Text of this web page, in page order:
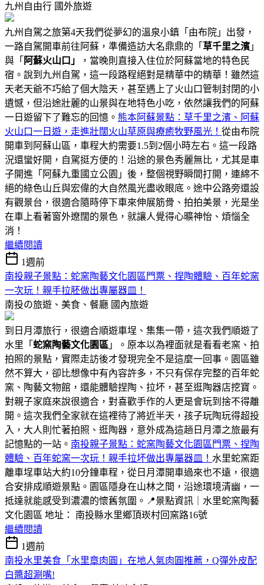
九州自由行 國外旅遊
九州自駕之旅第4天我們從夢幻的溫泉小鎮「由布院」出發，
一路自駕開車前往阿蘇，準備造訪大名鼎鼎的「 草千里之濱 」
與「 阿蘇火山口」
，當晚則直接入住位於阿蘇當地的特色民
宿。說到九州自駕，這一段路程絕對是精華中的精華！雖然這
天老天爺不巧給了個大陰天，甚至遇上了火山口管制封閉的小
遺憾，但沿途壯麗的山景與在地特色小吃，依然讓我們的阿蘇
一日遊留下了難忘的回憶。 熊本阿蘇景點：草千里之濱、阿蘇
火山口一日遊，走進壯闊火山草原與療癒牧野風光！ 從由布院
開車到阿蘇山區，車程大約需要1.5到2個小時左右。這一段路
況還蠻好開，自駕挺方便的！沿途的景色秀麗無比，尤其是車
子開進「阿蘇九重國立公園」後，整個視野瞬間打開，連綿不
絕的綠色山丘與宏偉的大自然風光盡收眼底。途中公路旁還設
有觀景台，很適合隨時停下車來伸展筋骨、拍拍美景，光是坐
在車上看著窗外遼闊的景色，就讓人覺得心曠神怡、煩惱全
消！
繼續閱讀
1週前
南投親子景點：蛇窯陶藝文化園區門票、捏陶體驗、百年蛇窯
一次玩！親手拉胚做出專屬器皿！
南投の旅遊、美食、餐廳 國內旅遊
到日月潭旅行，很適合順遊車埕、集集一帶，這次我們順遊了
水里「 蛇窯陶藝文化園區 」。原本以為裡面就是看看老窯、拍
拍照的景點，實際走訪後才發現完全不是這麼一回事。園區雖
然不算大，卻比想像中有內容許多，不只有保存完整的百年蛇
窯、陶藝文物館，還能體驗捏陶、拉坏，甚至逛陶器店挖寶。
對親子家庭來說很適合，對喜歡手作的人更是會玩到捨不得離
開。這次我們全家就在這裡待了將近半天，孩子玩陶玩得超投
入，大人則忙著拍照、逛陶器，意外成為這趟日月潭之旅最有
記憶點的一站。 南投親子景點：蛇窯陶藝文化園區門票、捏陶
體驗、百年蛇窯一次玩！親手拉坏做出專屬器皿！ 水里蛇窯距
離車埕車站大約10分鐘車程，從日月潭開車過來也不遠，很適
合安排成順遊景點。園區隱身在山林之間，沿途環境清幽，一
抵達就能感受到濃濃的懷舊氛圍。📍景點資訊｜水里蛇窯陶藝
文化園區 地址： 南投縣水里鄉頂崁村回窯路16號
繼續閱讀
1週前
南投水里美食「水里章肉圓」在地人氣肉圓推薦，Q彈外皮配
白醬超涮嘴!